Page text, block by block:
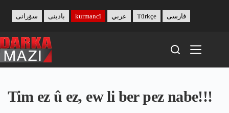
content
بادینی سۆرانی kurmancî عربي Türkçe فارسی
Tim ez û ez, ew li ber pez nabe!!!